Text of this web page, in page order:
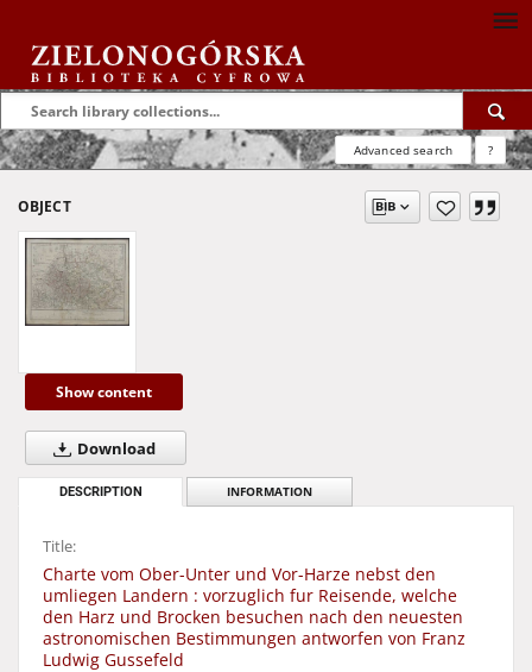
Advanced search ?
OBJECT
Show content
Download
DESCRIPTION INFORMATION
Title:
Charte vom Ober-Unter und Vor-Harze nebst den
umliegen Landern : vorzuglich fur Reisende, welche
den Harz und Brocken besuchen nach den neuesten
astronomischen Bestimmungen antworfen von Franz
Ludwig Gussefeld